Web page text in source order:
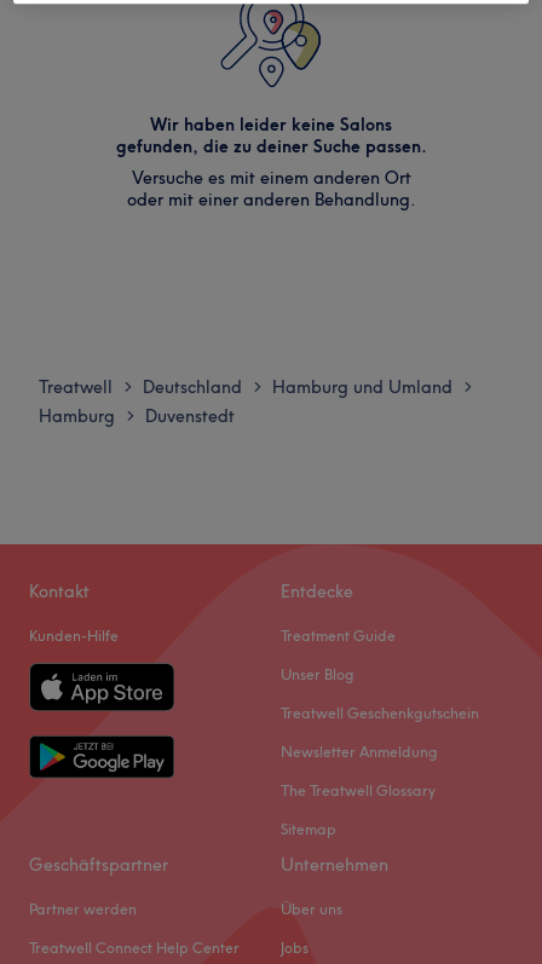
Wir haben leider keine Salons
gefunden, die zu deiner Suche passen.
Versuche es mit einem anderen Ort
oder mit einer anderen Behandlung.
Treatwell > Deutschland > Hamburg und Umland >
Hamburg > Duvenstedt
Kontakt
Kunden-Hilfe
Entdecke
Treatment Guide
Unser Blog
Treatwell Geschenkgutschein
Newsletter Anmeldung
The Treatwell Glossary
Sitemap
Geschäftspartner
Partner werden
Treatwell Connect Help Center
Unternehmen
Über uns
Jobs